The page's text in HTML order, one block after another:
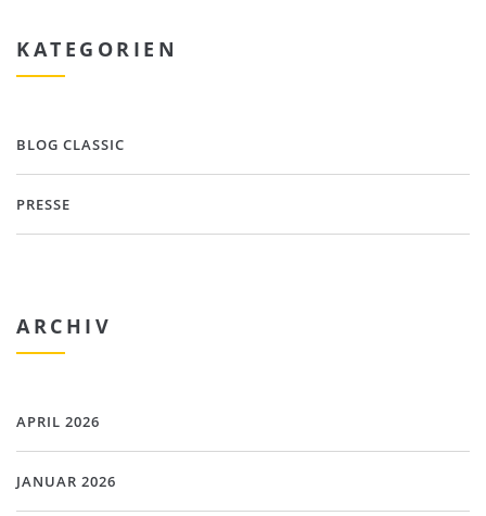
KATEGORIEN
BLOG CLASSIC
PRESSE
ARCHIV
APRIL 2026
JANUAR 2026